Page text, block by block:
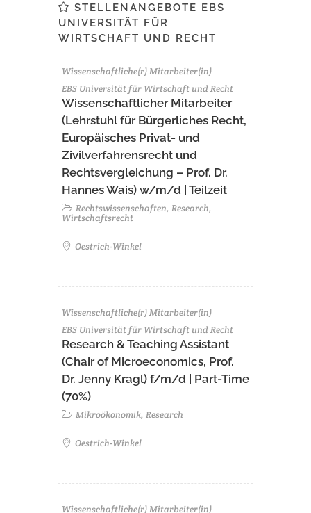
STELLENANGEBOTE EBS
UNIVERSITÄT FÜR
WIRTSCHAFT UND RECHT
Wissenschaftliche(r) Mitarbeiter(in)
EBS Universität für Wirtschaft und Recht
Wissenschaftlicher Mitarbeiter
(Lehrstuhl für Bürgerliches Recht,
Europäisches Privat- und
Zivilverfahrensrecht und
Rechtsvergleichung – Prof. Dr.
Hannes Wais) w/m/d | Teilzeit
Rechtswissenschaften, Research,
Wirtschaftsrecht
Oestrich-Winkel
Wissenschaftliche(r) Mitarbeiter(in)
EBS Universität für Wirtschaft und Recht
Research & Teaching Assistant
(Chair of Microeconomics, Prof.
Dr. Jenny Kragl) f/m/d | Part-Time
(70%)
Mikroökonomik, Research
Oestrich-Winkel
Wissenschaftliche(r) Mitarbeiter(in)